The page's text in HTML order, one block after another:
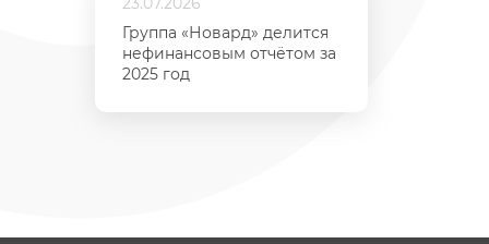
Группа «Новард» делится
нефинансовым отчётом за
2025 год